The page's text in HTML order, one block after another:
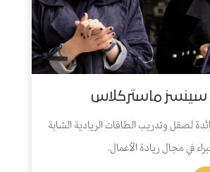
ماستركلاس
لصقل وتدريب الطاقات الريادية الشابة
في مجال ريادة الأعمال.